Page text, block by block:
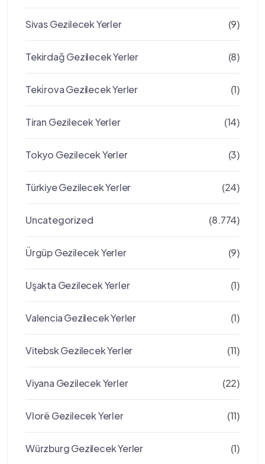
Sivas Gezilecek Yerler (9)
Tekirdağ Gezilecek Yerler (8)
Teki̇rova Gezilecek Yerler (1)
Tiran Gezilecek Yerler (14)
Tokyo Gezilecek Yerler (3)
Türkiye Gezilecek Yerler (24)
Uncategorized (8.774)
Ürgüp Gezilecek Yerler (9)
Uşakta Gezilecek Yerler (1)
Valencia Gezilecek Yerler (1)
Vitebsk Gezilecek Yerler (11)
Viyana Gezilecek Yerler (22)
Vlorë Gezilecek Yerler (11)
Würzburg Gezilecek Yerler (1)